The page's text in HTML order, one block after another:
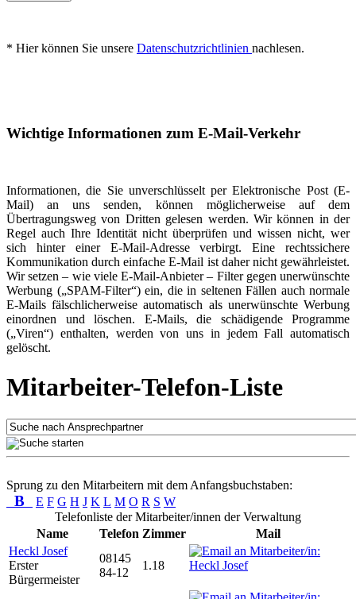
* Hier können Sie unsere Datenschutzrichtlinien nachlesen.
Wichtige Informationen zum E-Mail-Verkehr
Informationen, die Sie unverschlüsselt per Elektronische Post (E-
Mail) an uns senden, können möglicherweise auf dem
Übertragungsweg von Dritten gelesen werden. Wir können in der
Regel auch Ihre Identität nicht überprüfen und wissen nicht, wer
sich hinter einer E-Mail-Adresse verbirgt. Eine rechtssichere
Kommunikation durch einfache E-Mail ist daher nicht gewährleistet.
Wir setzen – wie viele E-Mail-Anbieter – Filter gegen unerwünschte
Werbung („SPAM-Filter“) ein, die in seltenen Fällen auch normale
E-Mails fälschlicherweise automatisch als unerwünschte Werbung
einordnen und löschen. E-Mails, die schädigende Programme
(„Viren“) enthalten, werden von uns in jedem Fall automatisch
gelöscht.
Mitarbeiter-Telefon-Liste
Sprung zu den Mitarbeitern mit dem Anfangsbuchstaben:
B E F G H J K L M O R S W
Telefonliste der Mitarbeiter/innen der Verwaltung
Name
Telefon Zimmer
Mail
Heckl Josef
Erster
Bürgermeister
08145
84-12
1.18